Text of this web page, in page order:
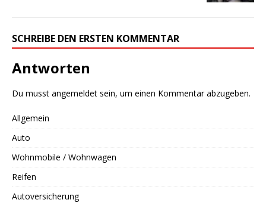
SCHREIBE DEN ERSTEN KOMMENTAR
Antworten
Du musst angemeldet sein, um einen Kommentar abzugeben.
Allgemein
Auto
Wohnmobile / Wohnwagen
Reifen
Autoversicherung